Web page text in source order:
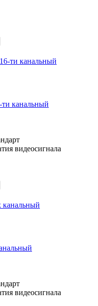
канальный
видеосигнала
видеосигнала